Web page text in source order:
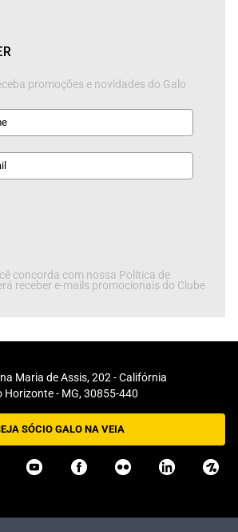
promoções e novidades do Galo
concorda com nossa Política de
receber e-mails promocionais do Clube
Maria de Assis, 202 - Califórnia
Horizonte - MG, 30855-440
SÓCIO GALO NA VEIA